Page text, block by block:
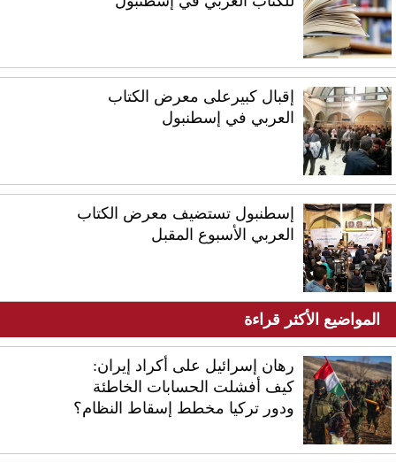
إقبال كبيرعلى معرض الكتاب
العربي في إسطنبول
إسطنبول تستضيف معرض الكتاب
العربي الأسبوع المقبل
المواضيع الأكثر قراءة
رهان إسرائيل على أكراد إيران:
كيف أفشلت الحسابات الخاطئة
ودور تركيا مخطط إسقاط النظام؟